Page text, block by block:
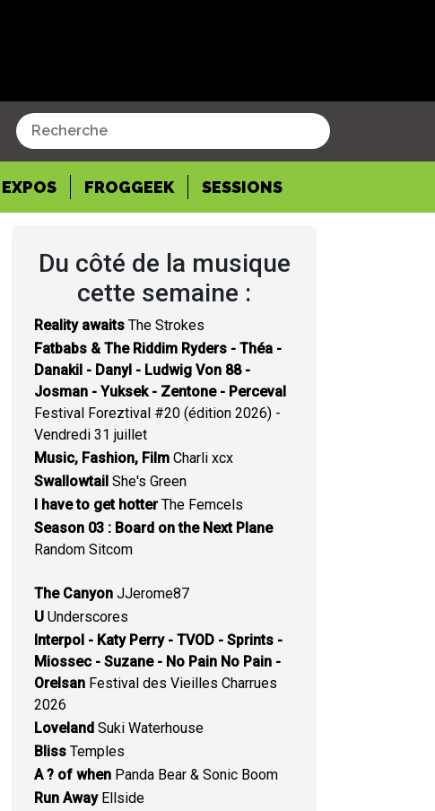
EXPOS FROGGEEK SESSIONS
Du côté de la musique
cette semaine :
Reality awaits The Strokes
Fatbabs & The Riddim Ryders - Théa -
Danakil - Danyl - Ludwig Von 88 -
Josman - Yuksek - Zentone - Perceval
Festival Foreztival #20 (édition 2026) -
Vendredi 31 juillet
Music, Fashion, Film Charli xcx
Swallowtail She's Green
I have to get hotterThe Femcels
Season 03 : Board on the Next Plane
Random Sitcom
The Canyon JJerome87
U Underscores
Interpol - Katy Perry - TVOD - Sprints -
Miossec - Suzane - No Pain No Pain -
Orelsan Festival des Vieilles Charrues
2026
Loveland Suki Waterhouse
Bliss Temples
A ? of when Panda Bear & Sonic Boom
Run AwayEllside